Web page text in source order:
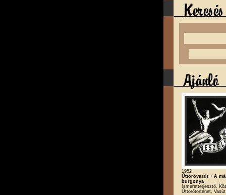
1952
Úttörővasút + A
burgonya
Ismeretterjesztő,
Úttörőtörténet, Vasút